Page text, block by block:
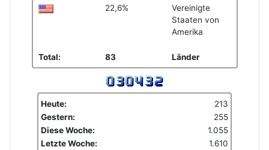
22,6%
Vereinigte
Staaten von
Amerika
Total: 83 Länder
Heute:
213
Gestern:
255
Diese Woche:
1.055
Letzte Woche:
1.610